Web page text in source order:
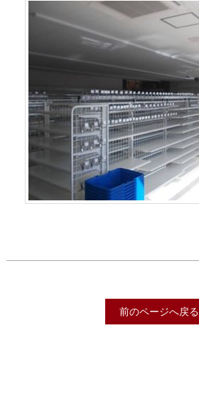
前のページへ戻る